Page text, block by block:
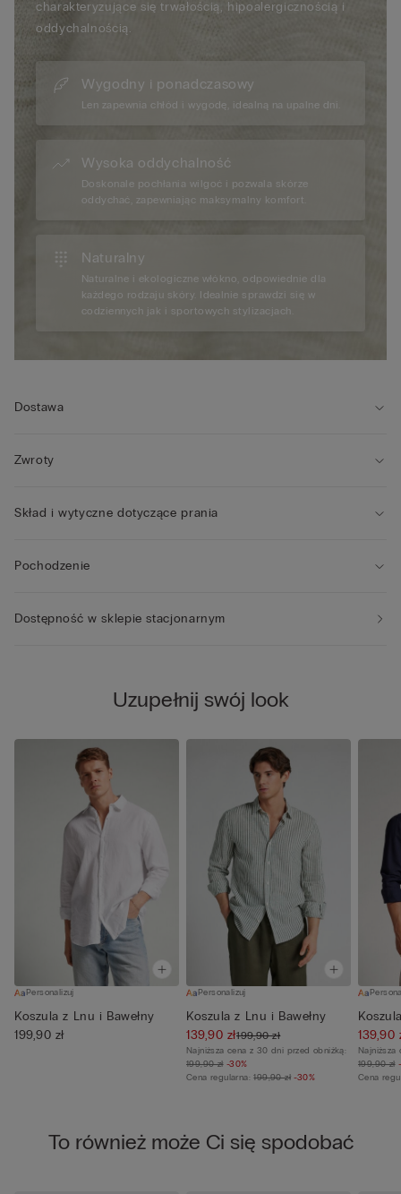
charakteryzujące się trwałością, hipoalergicznością i
oddychalnością.
Wygodny i ponadczasowy
Len zapewnia chłód i wygodę, idealną na upalne dni.
Wysoka oddychalność
Doskonale pochłania wilgoć i pozwala skórze
oddychać, zapewniając maksymalny komfort.
Naturalny
Naturalne i ekologiczne włókno, odpowiednie dla
każdego rodzaju skóry. Idealnie sprawdzi się w
codziennych jak i sportowych stylizacjach.
Dostawa
Zwroty
Skład i wytyczne dotyczące prania
Pochodzenie
Dostępność w sklepie stacjonarnym
Uzupełnij swój look
Personalizuj
Koszula z Lnu i Bawełny
199,90 zł
Personalizuj
Koszula z Lnu i Bawełny
139,90 zł199,90 zł
Najniższa cena z 30 dni przed obniżką:
199,90 zł -30%
Cena regularna:199,90 zł -30%
139,90
199,90 zł
Cena
To również może Ci się spodobać